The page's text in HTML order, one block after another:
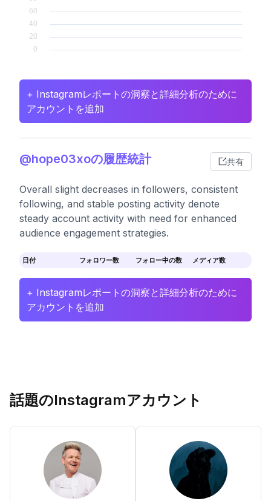
+ Instagramレポートの洞察と詳細分析のために
アカウントを追加
@hope03xoの履歴統計 共有
Overall slight decreases in followers, consistent
following, and stable posting activity denote
steady account activity with need for enhanced
audience engagement strategies.
日付 フォロワー数 フォロー中の数 メディア数
+ Instagramレポートの洞察と詳細分析のために
アカウントを追加
話題のInstagramアカウント